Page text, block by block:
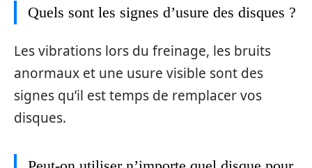
Quels sont les signes d’usure des disques ?
Les vibrations lors du freinage, les bruits
anormaux et une usure visible sont des
signes qu’il est temps de remplacer vos
disques.